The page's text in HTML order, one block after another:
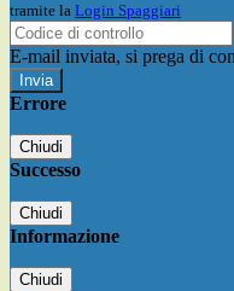
tramite la Login Spaggiari
E-mail inviata, si prega di
Errore
Chiudi
Successo
Chiudi
Informazione
Chiudi